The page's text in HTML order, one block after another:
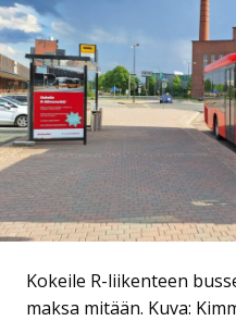
Kokeile R-liikenteen
maksa mitään. Kuva: